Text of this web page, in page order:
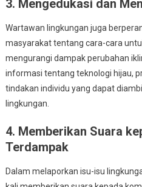
3. Mengedukasi dan
Wartawan lingkungan juga
masyarakat tentang cara-cara
mengurangi dampak perubahan
informasi tentang teknologi hijau,
tindakan individu yang dapat
lingkungan.
4. Memberikan Suara
Terdampak
Dalam melaporkan isu-isu